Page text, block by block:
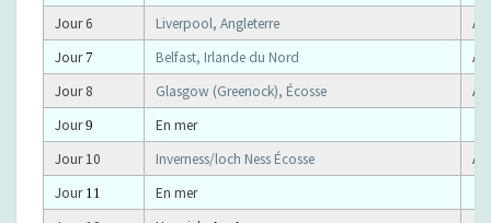
N
N
I
Q
E
S
Jour 6
Liverpool, Angleterre
À
Jour7 Belfast, Irlande du Nord
À
Jour 8
Glasgow (Greenock), Écosse
À
Jour9
En mer
Jour 10
Inverness/loch Ness Écosse
À
Jour 11
En mer